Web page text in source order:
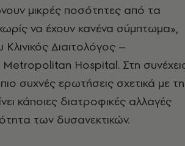
μικρές ποσότητες από τα
να έχουν κανένα σύμπτωμα»,
Διαιτολόγος –
Hospital. Στη
συχνές ερωτήσεις σχετικά με τη
κάποιες διατροφικές αλλαγές
των δυσανεκτικών.